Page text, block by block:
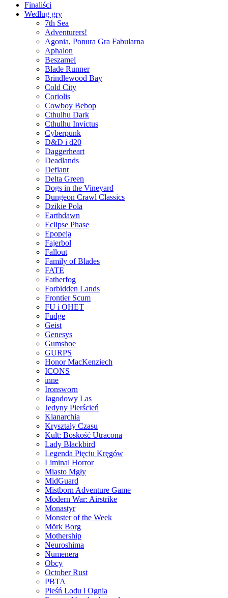
Finaliści
Według gry
7th Sea
Adventurers!
Agonia, Ponura Gra Fabularna
Aphalon
Beszamel
Blade Runner
Brindlewood Bay
Cold City
Coriolis
Cowboy Bebop
Cthulhu Dark
Cthulhu Invictus
Cyberpunk
D&D i d20
Daggerheart
Deadlands
Defiant
Delta Green
Dogs in the Vineyard
Dungeon Crawl Classics
Dzikie Pola
Earthdawn
Eclipse Phase
Epopeja
Fajerbol
Fallout
Family of Blades
FATE
Fatherfog
Forbidden Lands
Frontier Scum
FU i OHET
Fudge
Geist
Genesys
Gumshoe
GURPS
Honor MacKenziech
ICONS
inne
Ironsworn
Jagodowy Las
Jedyny Pierścień
Klanarchia
Kryształy Czasu
Kult: Boskość Utracona
Lady Blackbird
Legenda Pięciu Kręgów
Liminal Horror
Miasto Mgły
MidGuard
Mistborn Adventure Game
Modern War: Airstrike
Monastyr
Monster of the Week
Mörk Borg
Mothership
Neuroshima
Numenera
Obcy
October Rust
PBTA
Pieśń Lodu i Ognia